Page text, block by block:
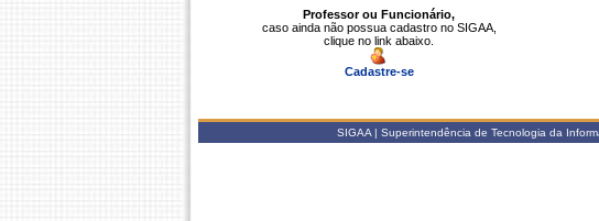
Professor ou Funcionário,
caso ainda não possua cadastro no SIGAA,
clique no link abaixo.
Cadastre-se
SIGAA | Superintendência de Tecnologia da